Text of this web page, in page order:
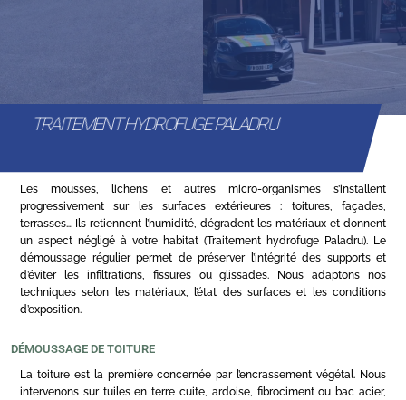
TRAITEMENT HYDROFUGE PALADRU
Les mousses, lichens et autres micro-organismes s’installent
progressivement sur les surfaces extérieures : toitures, façades,
terrasses… Ils retiennent l’humidité, dégradent les matériaux et donnent
un aspect négligé à votre habitat (Traitement hydrofuge Paladru). Le
démoussage régulier permet de préserver l’intégrité des supports et
d’éviter les infiltrations, fissures ou glissades. Nous adaptons nos
techniques selon les matériaux, l’état des surfaces et les conditions
d’exposition.
DÉMOUSSAGE DE TOITURE
La toiture est la première concernée par l’encrassement végétal. Nous
intervenons sur tuiles en terre cuite, ardoise, fibrociment ou bac acier,